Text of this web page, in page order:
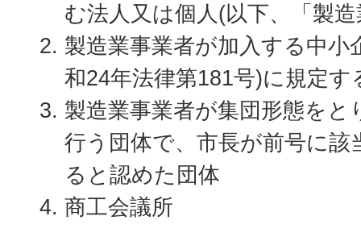
む法人又は個人(以下、「製
製造業事業者が加入する中小
和24年法律第181号)に規定す
製造業事業者が集団形態をと
行う団体で、市長が前号に
ると認めた団体
商工会議所